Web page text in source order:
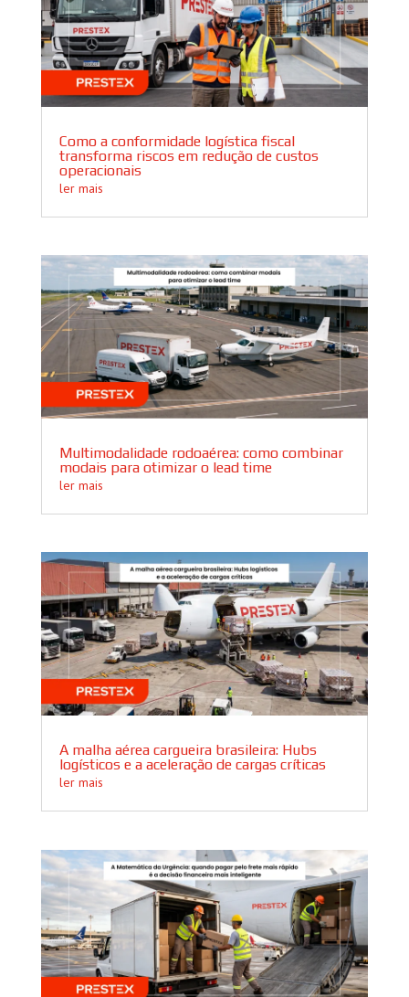
Como a conformidade logística fiscal
transforma riscos em redução de custos
operacionais
ler mais
Multimodalidade rodoaérea: como combinar
modais para otimizar o lead time
ler mais
A malha aérea cargueira brasileira: Hubs
logísticos e a aceleração de cargas críticas
ler mais